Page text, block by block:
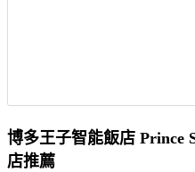
博多王子智能飯店 Prince
店推薦